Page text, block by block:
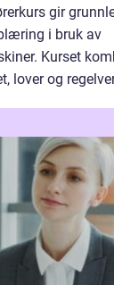
gir
i bruk av
Kurset
lover og